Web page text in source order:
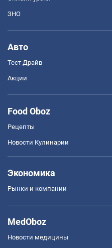
ЗНО
Авто
Тест Драйв
Акции
Food Oboz
Рецепты
Новости Кулинарии
Экономика
Рынки и компании
MedOboz
Новости медицины